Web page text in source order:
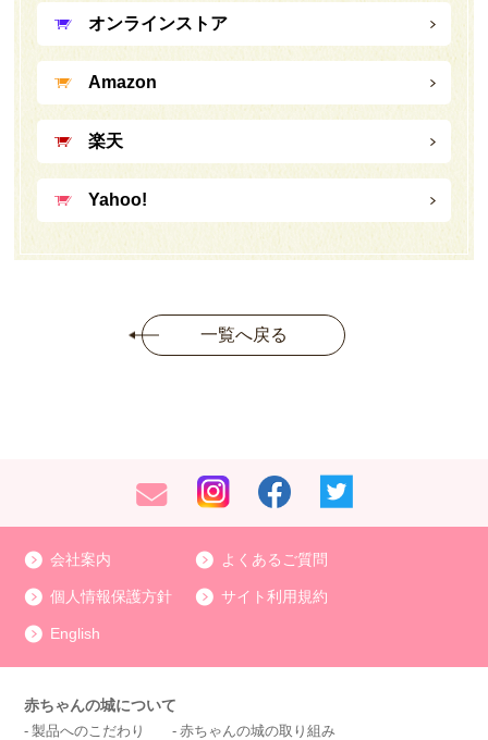
オンラインストア
Amazon
楽天
Yahoo!
一覧へ戻る
会社案内 よくあるご質問
個人情報保護方針 サイト利用規約
English
赤ちゃんの城について
製品へのこだわり 赤ちゃんの城の取り組み